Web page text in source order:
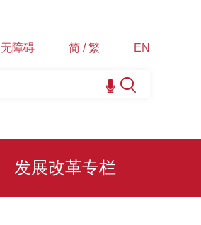
无障碍 简 / 繁 EN
发展改革专栏